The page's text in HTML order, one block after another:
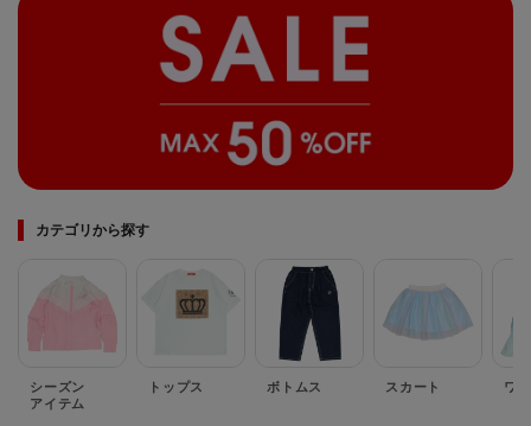
カテゴリから探す
シーズン
アイテム
トップス ボトムス スカート ワ